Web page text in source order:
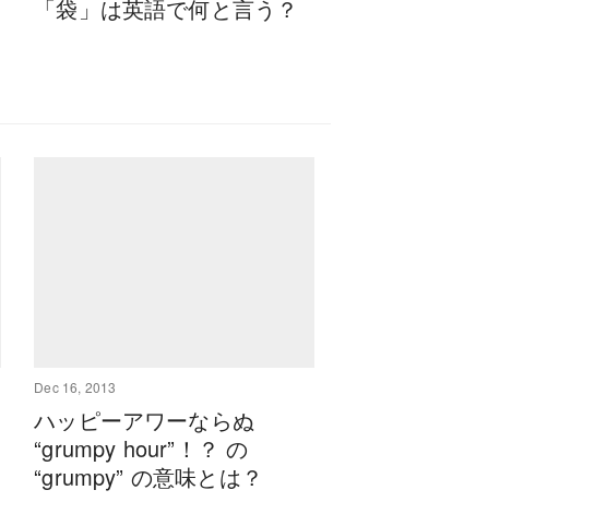
「袋」は英語で何と言う？
Dec 16, 2013
ハッピーアワーならぬ
“grumpy hour”！？ の
“grumpy” の意味とは？